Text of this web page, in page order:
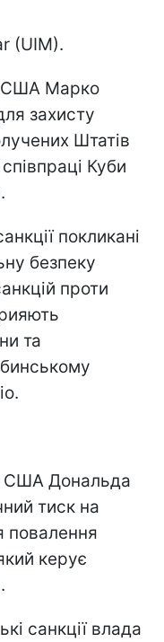
(UIM).
США Марко
захисту
Штатів
Куби
покликані
безпеку
проти
та
США Дональда
тиск на
повалення
керує
санкції влада